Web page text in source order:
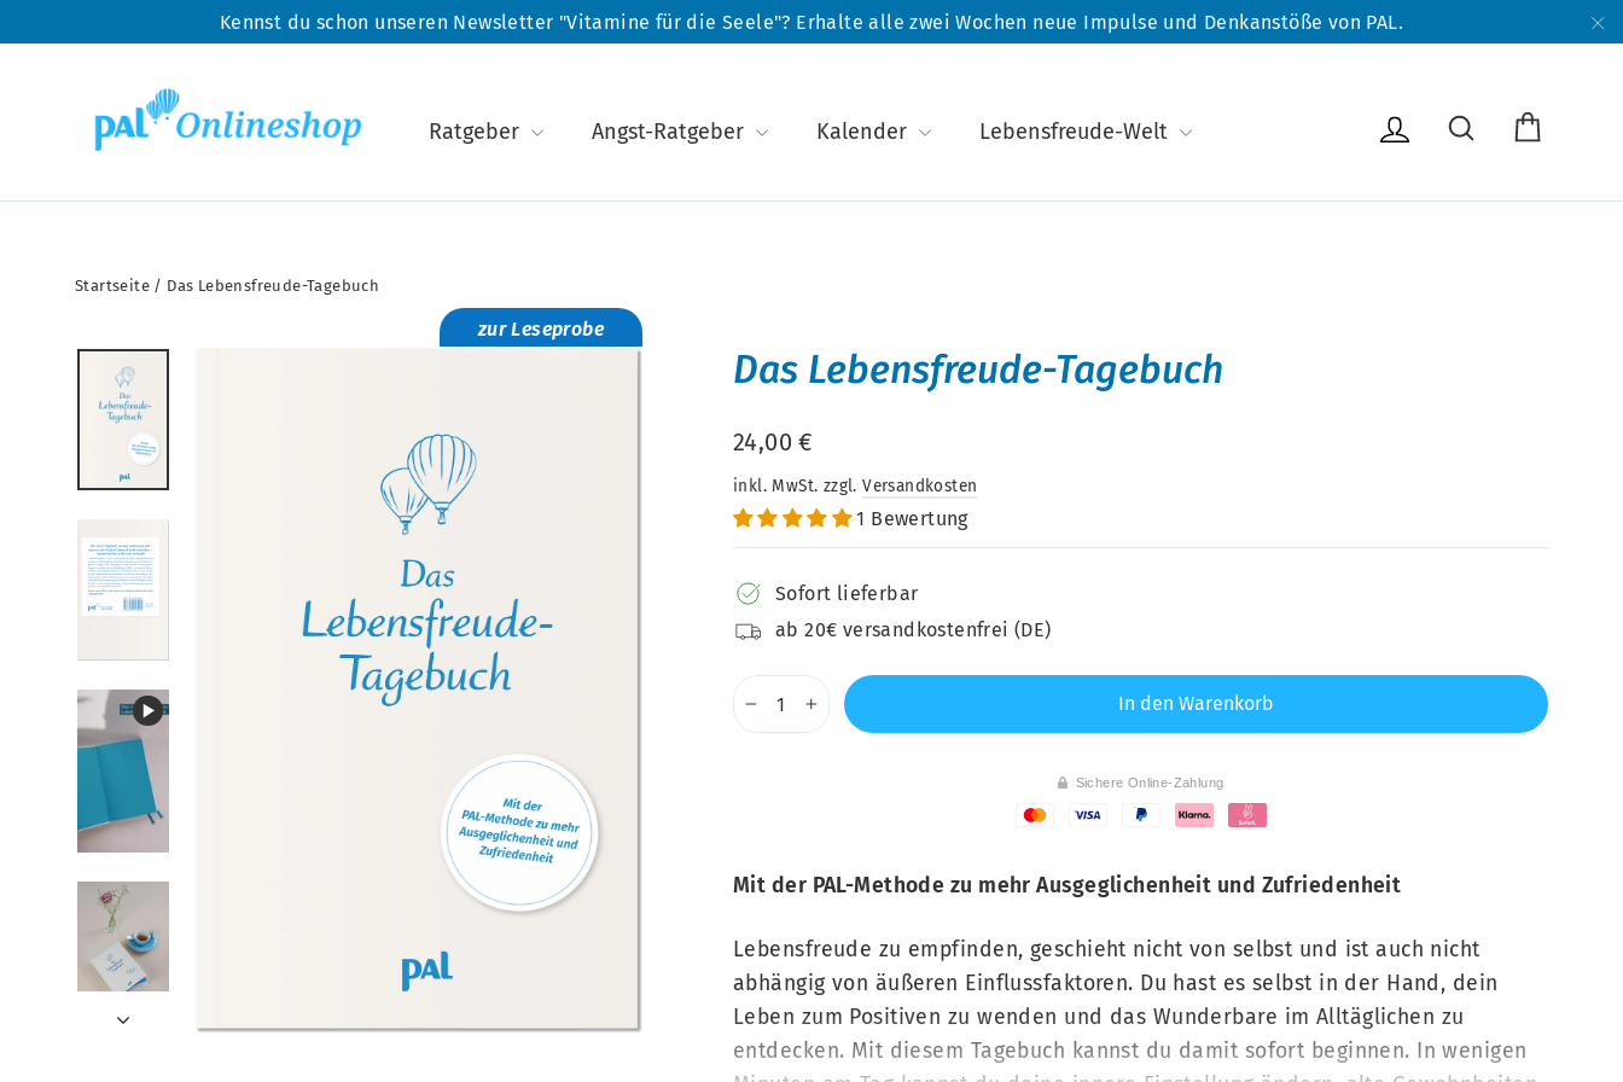
zum
Kennst du schon unseren Newsletter "Vitamine für die Seele"? Erhalte alle zwei Wochen neue Impulse und Denkanstöße von PAL.
Ratgeber Angst-Ratgeber Kalender Lebensfreude-Welt EinloggenSuche
Startseite / Das Lebensfreude-Tagebuch
zur Leseprobe
Das Lebensfreude-Tagebuch
Normaler
24,00 €
inkl. MwSt. zzgl.Versandkosten
1 Bewertung
Sofort lieferbar
ab 20€ versandkostenfrei (DE)
In den Warenkorb
Sichere Online-Zahlung
Mit der PAL-Methode zu mehr Ausgeglichenheit und Zufriedenheit
Lebensfreude zu empfinden, geschieht nicht von selbst und ist auch nicht
abhängig von äußeren Einflussfaktoren. Du hast es selbst in der Hand, dein
Leben zum Positiven zu wenden und das Wunderbare im Alltäglichen zu
entdecken. Mit diesem Tagebuch kannst du damit sofort beginnen. In wenigen